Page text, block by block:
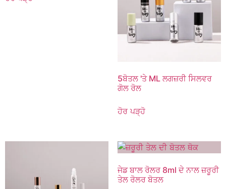
5ਬੋਤਲ 'ਤੇ ML ਲਗਜ਼ਰੀ ਸਿਲਵਰ
ਗੋਲ ਰੋਲ
ਹੋਰ ਪੜ੍ਹੋ
ਜੇਡ ਬਾਲ ਰੋਲਰ 8ml ਦੇ ਨਾਲ ਜ਼ਰੂਰੀ
ਤੇਲ ਰੋਲਰ ਬੋਤਲ